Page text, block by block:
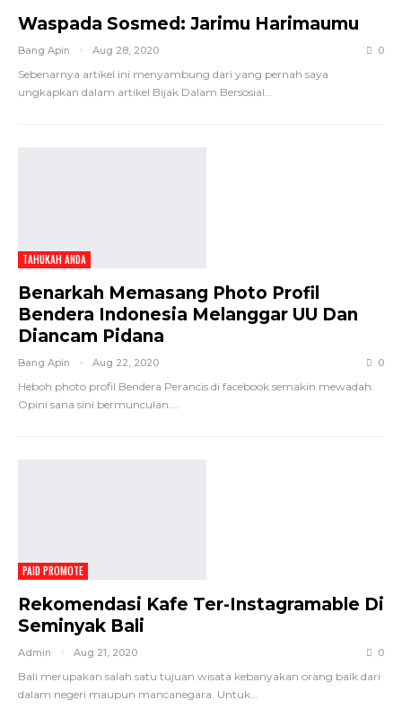
Waspada Sosmed: Jarimu Harimaumu
Bang Apin Aug 28, 2020 0
Sebenarnya artikel ini menyambung dari yang pernah saya
ungkapkan dalam artikel Bijak Dalam Bersosial…
TAHUKAH ANDA
Benarkah Memasang Photo Profil
Bendera Indonesia Melanggar UU Dan
Diancam Pidana
Bang Apin Aug 22, 2020 0
Heboh photo profil Bendera Perancis di facebook semakin mewadah.
Opini sana sini bermunculan.…
PAID PROMOTE
Rekomendasi Kafe Ter-Instagramable Di
Seminyak Bali
Admin Aug 21, 2020 0
Bali merupakan salah satu tujuan wisata kebanyakan orang baik dari
dalam negeri maupun mancanegara. Untuk…